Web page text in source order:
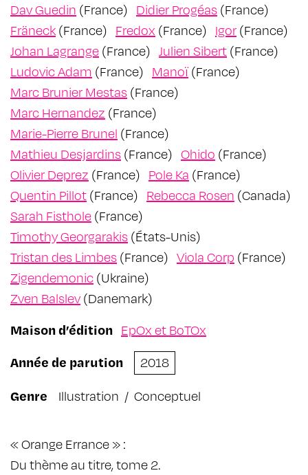
Dav Guedin (France) Didier Progéas (France)
Fräneck (France) Fredox (France) Igor (France)
Johan Lagrange (France) Julien Sibert (France)
Ludovic Adam (France) Manoï (France)
Marc Brunier Mestas (France)
Marc Hernandez (France)
Marie-Pierre Brunel (France)
Mathieu Desjardins (France) Ohido (France)
Olivier Deprez (France) Pole Ka (France)
Quentin Pillot (France) Rebecca Rosen (Canada)
Sarah Fisthole (France)
Timothy Georgarakis (États-Unis)
Tristan des Limbes (France) Viola Corp (France)
Zigendemonic (Ukraine)
Zven Balslev (Danemark)
Maison d’édition EpOx et BoTOx
Année de parution
2018
Genre
Illustration / Conceptuel
« Orange Errance » :
Du thème au titre, tome 2.